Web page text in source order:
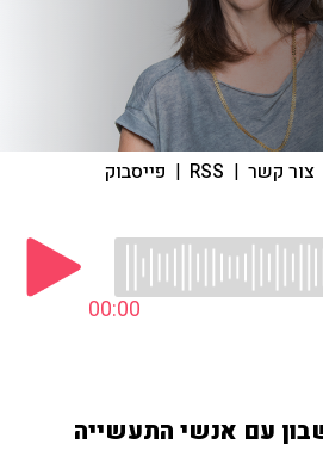
צור קשר |
RSS
| פייסבוק
00:00
עם אנשי התעשייה